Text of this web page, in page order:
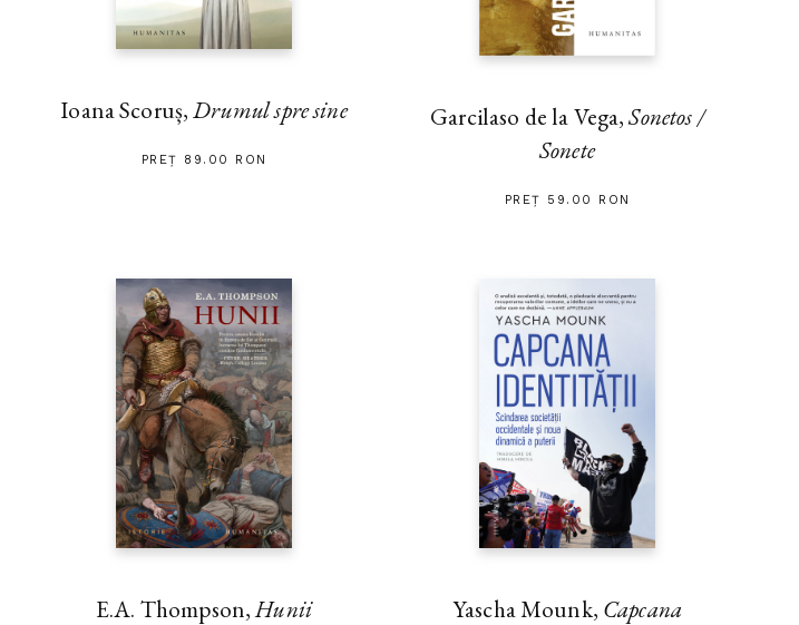
Ioana Scoruș,Drumul spre sine
PREȚ 89.00 RON
Garcilaso de la Vega,Sonetos /
Sonete
PREȚ 59.00 RON
E.A. Thompson,Hunii Yascha Mounk, Capcana